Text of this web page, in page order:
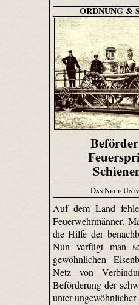
ORDNUNG &
Das Neue
Auf dem Land
Feuerwehrmänner.
die Hilfe der
Nun verfügt man
gewöhnlichen
Netz von
Beförderung der
unter